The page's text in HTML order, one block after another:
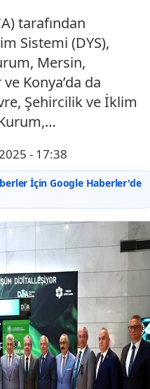
tarafından
Sistemi (DYS),
Mersin,
Konya’da da
Şehircilik ve İklim
- 17:38
İçin Google Haberler'de